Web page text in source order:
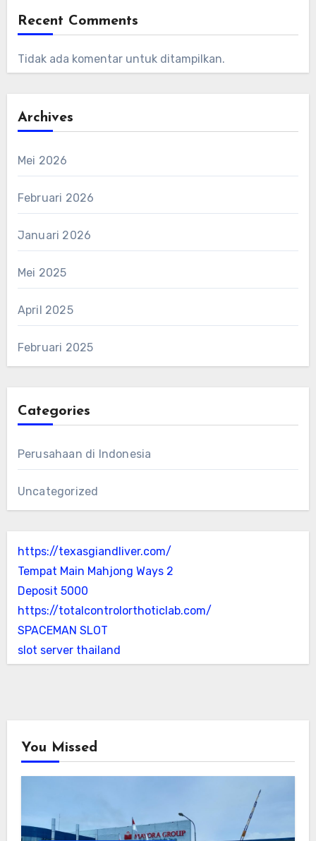
Recent Comments
Tidak ada komentar untuk ditampilkan.
Archives
Mei 2026
Februari 2026
Januari 2026
Mei 2025
April 2025
Februari 2025
Categories
Perusahaan di Indonesia
Uncategorized
https://texasgiandliver.com/
Tempat Main Mahjong Ways 2
Deposit 5000
https://totalcontrolorthoticlab.com/
SPACEMAN SLOT
slot server thailand
You Missed